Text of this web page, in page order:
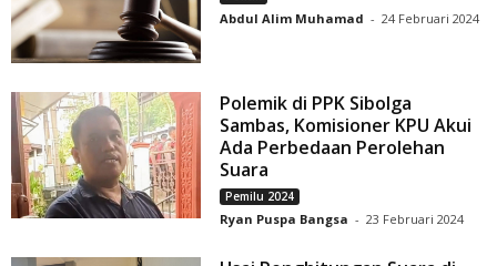
Abdul Alim Muhamad - 24 Februari 2024
Polemik di PPK Sibolga
Sambas, Komisioner KPU Akui
Ada Perbedaan Perolehan
Suara
Pemilu 2024
Ryan Puspa Bangsa - 23 Februari 2024